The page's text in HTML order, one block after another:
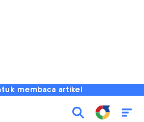
membaca artikel